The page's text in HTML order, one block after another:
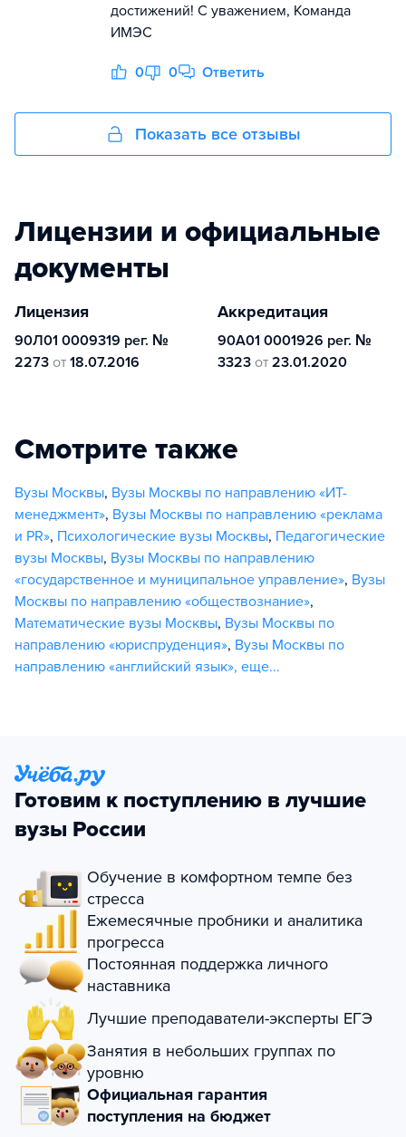
достижений! С уважением, Команда
ИМЭС
0 0 Ответить
Показать все отзывы
Лицензии и официальные
документы
Лицензия
90Л01 0009319 рег. №
2273 от 18.07.2016
Аккредитация
90А01 0001926 рег. №
3323 от 23.01.2020
Смотрите также
Вузы Москвы, Вузы Москвы по направлению «ИТ-
менеджмент», Вузы Москвы по направлению «реклама
и PR», Психологические вузы Москвы, Педагогические
вузы Москвы, Вузы Москвы по направлению
«государственное и муниципальное управление», Вузы
Москвы по направлению «обществознание»,
Математические вузы Москвы, Вузы Москвы по
направлению «юриспруденция», Вузы Москвы по
направлению «английский язык», еще...
Готовим к поступлению в лучшие
вузы России
Обучение в комфортном темпе без
стресса
Ежемесячные пробники и аналитика
прогресса
Постоянная поддержка личного
наставника
Лучшие преподаватели-эксперты ЕГЭ
Занятия в небольших группах по
уровню
Официальная гарантия
поступления на бюджет